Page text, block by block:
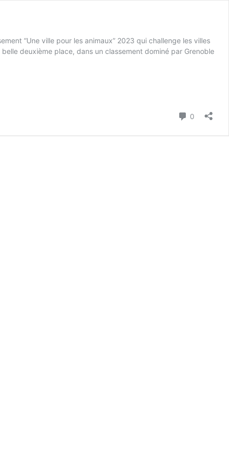
“Une ville pour les animaux” 2023 qui challenge les villes
deuxième place, dans un classement dominé par Grenoble
0